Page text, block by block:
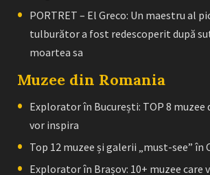
PORTRET – El Greco: Un maestru al
tulburător a fost redescoperit după
moartea sa
Muzee din Romania
Explorator în București: TOP 8 muzee
vor inspira
Top 12 muzee și galerii „must-see” în
Explorator în Brașov: 10+ muzee care